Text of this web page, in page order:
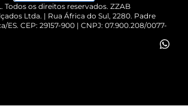
Todos os direitos reservados. ZZAB
Ltda. | Rua África do Sul, 2280. Padre
ES. CEP: 29157-900 | CNPJ: 07.900.208/0077-